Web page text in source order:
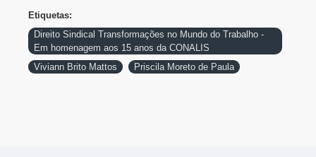
Etiquetas:
Direito Sindical Transformações no Mundo do Trabalho -
Em homenagem aos 15 anos da CONALIS
Viviann Brito Mattos
Priscila Moreto de Paula